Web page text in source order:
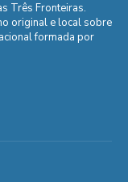
Três Fronteiras.
original e local sobre
formada por